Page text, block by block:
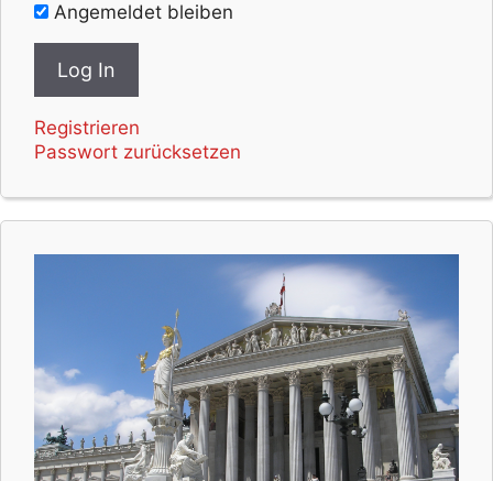
Angemeldet bleiben
Registrieren
Passwort zurücksetzen